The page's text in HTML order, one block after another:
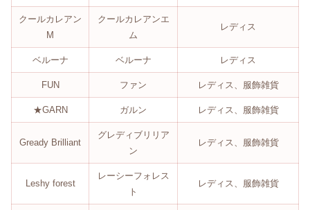
クールカレアン
M
クールカレアンエ
ム
レディス
ベルーナ ベルーナ レディス
FUN ファン レディス、服飾雑貨
★GARN ガルン レディス、服飾雑貨
Gready Brilliant
グレディブリリア
ン
レディス、服飾雑貨
Leshy forest
レーシーフォレス
ト
レディス、服飾雑貨